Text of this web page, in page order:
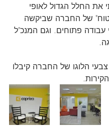
החלל הגדול לאופי
של החברה שביקשה
פתוחים. וגם המנכ"ל
הלוגו של החברה קיבלו